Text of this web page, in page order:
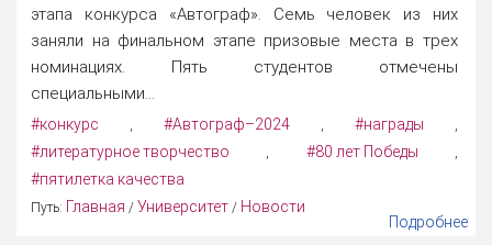
этапа конкурса «Автограф». Семь человек из них
заняли на финальном этапе призовые места в трех
номинациях. Пять студентов отмечены
специальными...
#конкурс , #Автограф–2024 , #награды ,
#литературное творчество , #80 лет Победы ,
#пятилетка качества
Путь: Главная / Университет / Новости
Подробнее